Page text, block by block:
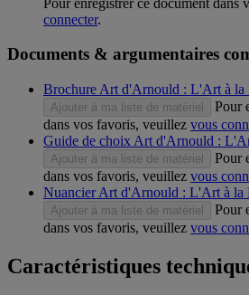
connecter.
Documents & argumentaires
Brochure Art d'Arnould : L'Art à la
Ajouter à ma liste de matériel
Pour
dans vos favoris, veuillez vous
Guide de choix Art d'Arnould :
Ajouter à ma liste de matériel
Pour
dans vos favoris, veuillez vous
Nuancier Art d'Arnould : L'Art à la
Ajouter à ma liste de matériel
Pour
dans vos favoris, veuillez vous
Caractéristiques